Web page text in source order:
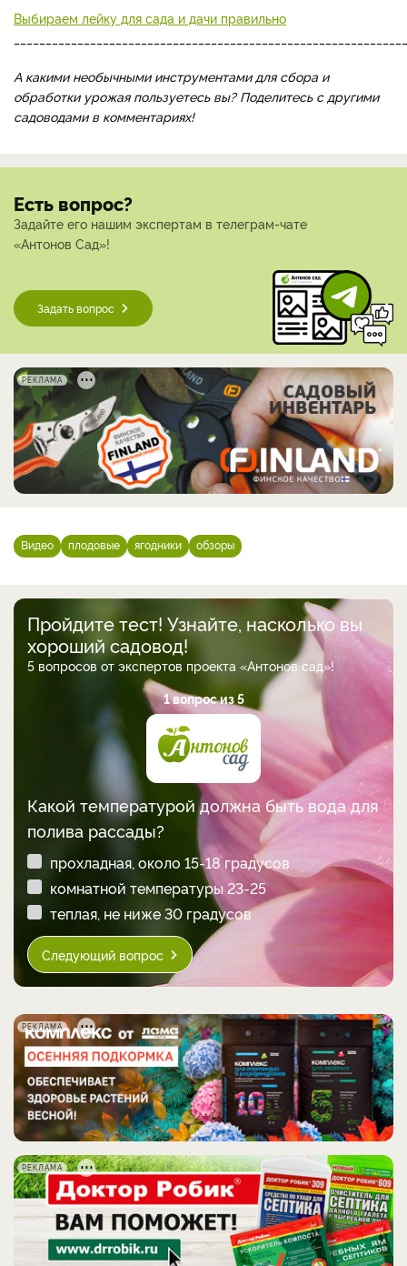
Выбираем лейку для сада и дачи правильно
А какими необычными инструментами для сбора и
обработки урожая пользуетесь вы? Поделитесь с другими
садоводами в комментариях!
Есть вопрос?
Задайте его нашим экспертам в телеграм-чате
«Антонов Сад»!
Задать вопрос
РЕКЛАМА
Видео плодовые ягодники обзоры
Пройдите тест! Узнайте, насколько вы
хороший садовод!
5 вопросов от экспертов проекта «Антонов сад»!
1 вопрос из 5
Какой температурой должна быть вода для
полива рассады?
прохладная, около 15-18 градусов
комнатной температуры 23-25
теплая, не ниже 30 градусов
Следующий вопрос
РЕКЛАМА
РЕКЛАМА